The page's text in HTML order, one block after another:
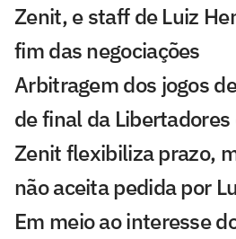
Zenit, e staff de Luiz
fim das negociações
Arbitragem dos jogos
de final da
Zenit flexibiliza prazo,
não aceita pedida por
Em meio ao interesse